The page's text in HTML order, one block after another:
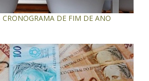
DE FIM DE ANO